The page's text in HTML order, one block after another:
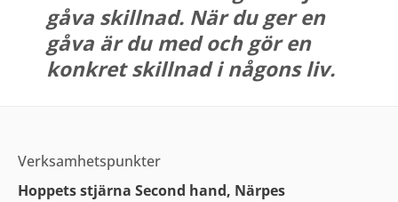
gåva skillnad. När du ger en
gåva är du med och gör en
konkret skillnad i någons liv.
Verksamhetspunkter
Hoppets stjärna Second hand, Närpes